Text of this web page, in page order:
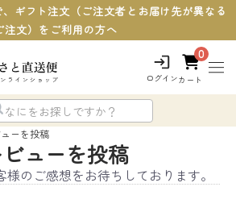
、ギフト注文（ご注文者とお届け先が異なる
注文）をご利用の方へ
ログイン
0
カート
ーを投稿
ビューを投稿
のご感想をお待ちしております。